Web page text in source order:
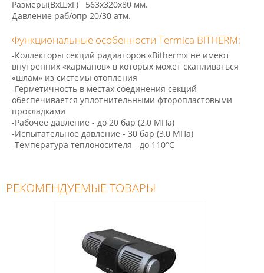
Размеры(ВхШхГ) 563х320х80 мм.
Давление раб/опр 20/30 атм.
Функциональные особенности Termica BITHERM:
-Коллекторы секций радиаторов «Bitherm» не имеют
внутренних «карманов» в которых может скапливаться
«шлам» из системы отопления
-Герметичность в местах соединения секций
обеспечивается уплотнительными фторопластовыми
прокладками
-Рабочее давление - до 20 бар (2,0 МПа)
-Испытательное давление - 30 бар (3,0 МПа)
-Температура теплоносителя - до 110°C
РЕКОМЕНДУЕМЫЕ ТОВАРЫ